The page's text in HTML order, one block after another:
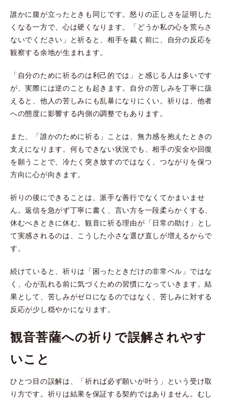
誰かに腹が立ったときも同じです。怒りの正しさを証明した
くなる一方で、心は硬くなります。「どうか私の心を荒らさ
ないでください」と祈ると、相手を裁く前に、自分の反応を
観察する余地が生まれます。
「自分のために祈るのは利己的では」と感じる人は多いです
が、実際には逆のことも起きます。自分の苦しみを丁寧に扱
えると、他人の苦しみにも乱暴になりにくい。祈りは、他者
への態度に影響する内側の調整でもあります。
また、「誰かのために祈る」ことは、無力感を抱えたときの
支えになります。何もできない状況でも、相手の安全や回復
を願うことで、冷たく突き放すのではなく、つながりを保つ
方向に心が向きます。
祈りの後にできることは、派手な善行でなくてかまいませ
ん。返信を急がず丁寧に書く、言い方を一段柔らかくする、
休むべきときに休む。観音に祈る理由が「日常の助け」とし
て実感されるのは、こうした小さな選び直しが増えるからで
す。
続けていると、祈りは「困ったときだけの非常ベル」ではな
く、心が乱れる前に気づくための習慣になっていきます。結
果として、苦しみがゼロになるのではなく、苦しみに対する
反応が少し穏やかになります。
観音菩薩への祈りで誤解されやす
いこと
ひとつ目の誤解は、「祈れば必ず願いが叶う」という受け取
り方です。祈りは結果を保証する契約ではありません。むし